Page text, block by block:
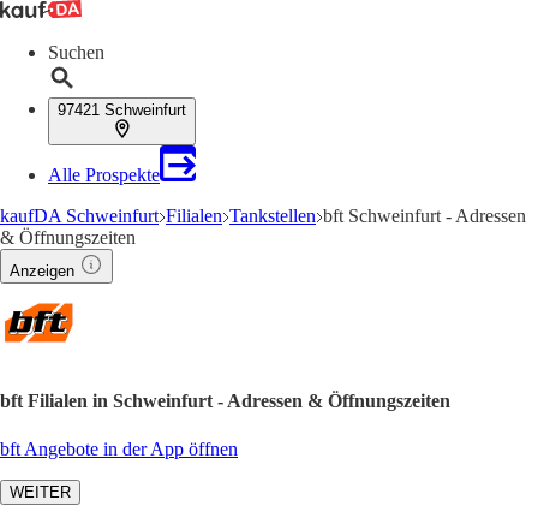
Suchen
97421 Schweinfurt
Alle Prospekte
kaufDA Schweinfurt Filialen Tankstellen bft Schweinfurt - Adressen
& Öffnungszeiten
Anzeigen
bft Filialen in Schweinfurt - Adressen & Öffnungszeiten
bft Angebote in der App öffnen
WEITER